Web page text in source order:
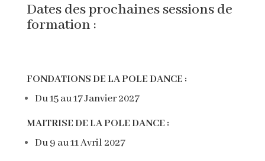
Dates des prochaines sessions de
formation :
FONDATIONS DE LA POLE DANCE :
Du 15 au 17 Janvier 2027
MAITRISE DE LA POLE DANCE :
Du 9 au 11 Avril 2027